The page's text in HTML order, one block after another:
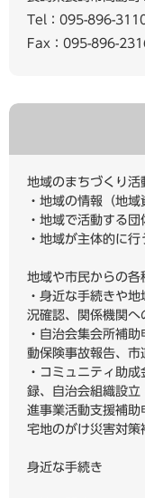
Tel：095-896-
Fax：095-896-
地域のまちづくり活
・地域の情報（地
・地域で活動する
・地域が主体的に
地域や市民からの各
・身近な手続きや
況確認、関係機関へ
・自治会集会所補
動保険事故報告、市
・コミュニティ助
録、自治会組織設立
進事業活動支援補助
宅地のがけ災害対策
身近な手続き